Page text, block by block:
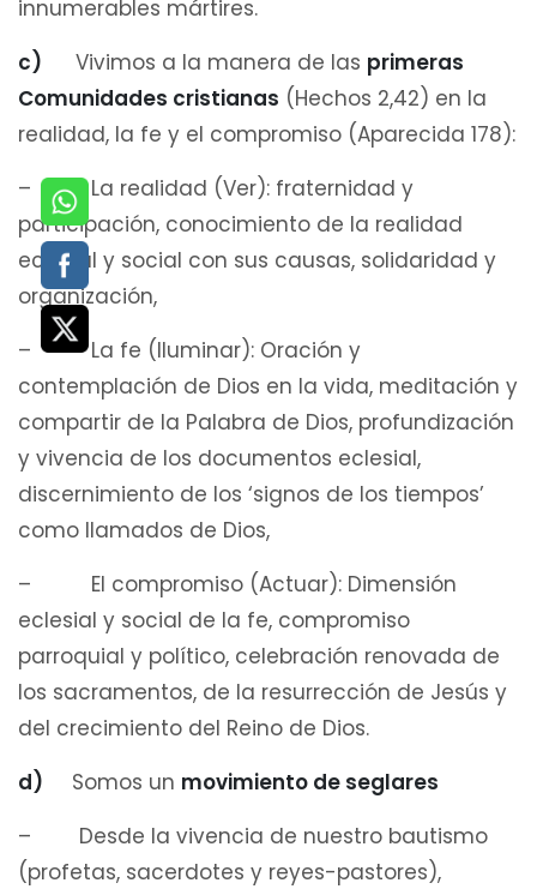
innumerables mártires.
c) Vivimos a la manera de las primeras
Comunidades cristianas (Hechos 2,42) en la
realidad, la fe y el compromiso (Aparecida 178):
– La realidad (Ver): fraternidad y
participación, conocimiento de la realidad
eclesial y social con sus causas, solidaridad y
organización,
– La fe (Iluminar): Oración y
contemplación de Dios en la vida, meditación y
compartir de la Palabra de Dios, profundización
y vivencia de los documentos eclesial,
discernimiento de los ‘signos de los tiempos’
como llamados de Dios,
– El compromiso (Actuar): Dimensión
eclesial y social de la fe, compromiso
parroquial y político, celebración renovada de
los sacramentos, de la resurrección de Jesús y
del crecimiento del Reino de Dios.
d) Somos un movimiento de seglares
– Desde la vivencia de nuestro bautismo
(profetas, sacerdotes y reyes-pastores),